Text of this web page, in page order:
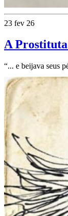
23 fev 26
A
“... e beijava seus